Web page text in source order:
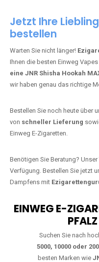
Jetzt Ihre
bestellen
Warten Sie nicht länger!
Ihnen die besten Einweg
eine JNR Shisha Hookah
wir haben genau das richtige
Bestellen Sie noch heute über
von schneller Lieferung
Einweg E-Zigaretten.
Benötigen Sie Beratung?
Verfügung. Bestellen Sie jetzt
Dampfens mit
EINWEG E-
Suchen Sie nach
5000, 10000 oder
besten Marken wie